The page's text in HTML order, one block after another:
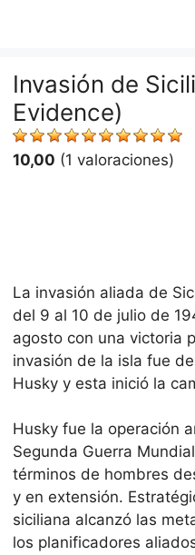
Invasión de
Evidence)
10,00 (1 valoraciones)
La invasión aliada de
del 9 al 10 de julio de
agosto con una victoria
invasión de la isla fue
Husky y esta inició la
Husky fue la operación
Segunda Guerra
términos de hombres
y en extensión.
siciliana alcanzó las
los planificadores